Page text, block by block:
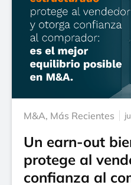
M&A, Más Recientes
Un earn-out
protege al
confianza al